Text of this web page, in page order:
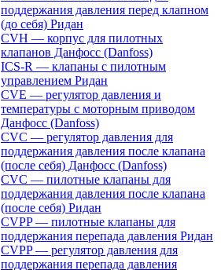
поддержания давления перед клапном
(до себя) Ридан
CVH — корпус для пилотных
клапанов Данфосс (Danfoss)
ICS-R — клапаны с пилотным
управлением Ридан
CVE — регулятор давления и
температуры с моторным приводом
Данфосс (Danfoss)
CVС — регулятор давления для
поддержания давления после клапана
(после себя) Данфосс (Danfoss)
CVС — пилотные клапаны для
поддержания давления после клапана
(после себя) Ридан
CVPP — пилотные клапаны для
поддержания перепада давления Ридан
CVPP — регулятор давления для
поддержания перепада давления